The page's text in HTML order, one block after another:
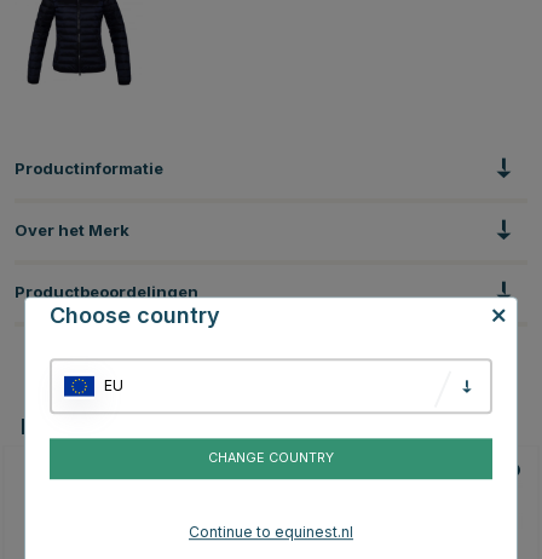
Productinformatie
Over het Merk
Productbeoordelingen
Dit vind je misschien ook leuk
Choose country
EU
CHANGE COUNTRY
Continue to equinest.nl